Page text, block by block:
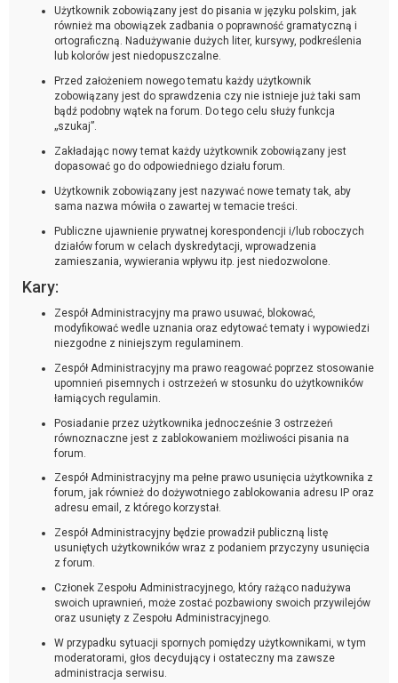
Użytkownik zobowiązany jest do pisania w języku polskim, jak
również ma obowiązek zadbania o poprawność gramatyczną i
ortograficzną. Nadużywanie dużych liter, kursywy, podkreślenia
lub kolorów jest niedopuszczalne.
Przed założeniem nowego tematu każdy użytkownik
zobowiązany jest do sprawdzenia czy nie istnieje już taki sam
bądź podobny wątek na forum. Do tego celu służy funkcja
„szukaj”.
Zakładając nowy temat każdy użytkownik zobowiązany jest
dopasować go do odpowiedniego działu forum.
Użytkownik zobowiązany jest nazywać nowe tematy tak, aby
sama nazwa mówiła o zawartej w temacie treści.
Publiczne ujawnienie prywatnej korespondencji i/lub roboczych
działów forum w celach dyskredytacji, wprowadzenia
zamieszania, wywierania wpływu itp. jest niedozwolone.
Kary:
Zespół Administracyjny ma prawo usuwać, blokować,
modyfikować wedle uznania oraz edytować tematy i wypowiedzi
niezgodne z niniejszym regulaminem.
Zespół Administracyjny ma prawo reagować poprzez stosowanie
upomnień pisemnych i ostrzeżeń w stosunku do użytkowników
łamiących regulamin.
Posiadanie przez użytkownika jednocześnie 3 ostrzeżeń
równoznaczne jest z zablokowaniem możliwości pisania na
forum.
Zespół Administracyjny ma pełne prawo usunięcia użytkownika z
forum, jak również do dożywotniego zablokowania adresu IP oraz
adresu email, z którego korzystał.
Zespół Administracyjny będzie prowadził publiczną listę
usuniętych użytkowników wraz z podaniem przyczyny usunięcia
z forum.
Członek Zespołu Administracyjnego, który rażąco nadużywa
swoich uprawnień, może zostać pozbawiony swoich przywilejów
oraz usunięty z Zespołu Administracyjnego.
W przypadku sytuacji spornych pomiędzy użytkownikami, w tym
moderatorami, głos decydujący i ostateczny ma zawsze
administracja serwisu.